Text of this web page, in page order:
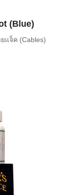
(Blue)
แจ็ค (Cables)